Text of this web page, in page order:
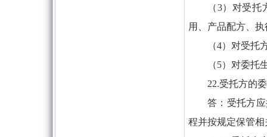
（3）对受
用、产品配方、
（4）对受
（5）对委托
22.受托方的
答：受托方
程并按规定保管